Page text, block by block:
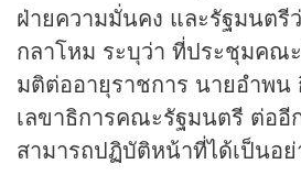
ฝ่ายความมั่นคง และรัฐมนตรี
กลาโหม ระบุว่า ที่ประชุมคณ
มติต่ออายุราชการ นายอำพ
เลขาธิการคณะรัฐมนตรี ต่ออี
สามารถปฏิบัติหน้าที่ได้เป็นอย่